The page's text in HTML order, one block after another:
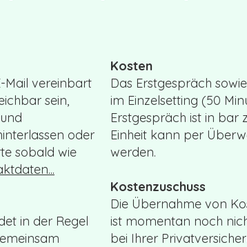
Mail vereinbart
sein,
oder
sobald wie
in der Regel
Kosten
Das Erstgespräch
im Einzelsetting (50
Erstgespräch ist in bar
Einheit kann per
werden.
Kostenzuschuss
Die Übernahme von
ist momentan noch
bei Ihrer